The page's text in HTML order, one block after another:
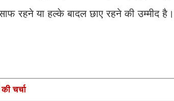
रहने या हल्के बादल छाए रहने की उम्मीद है।
चर्चा